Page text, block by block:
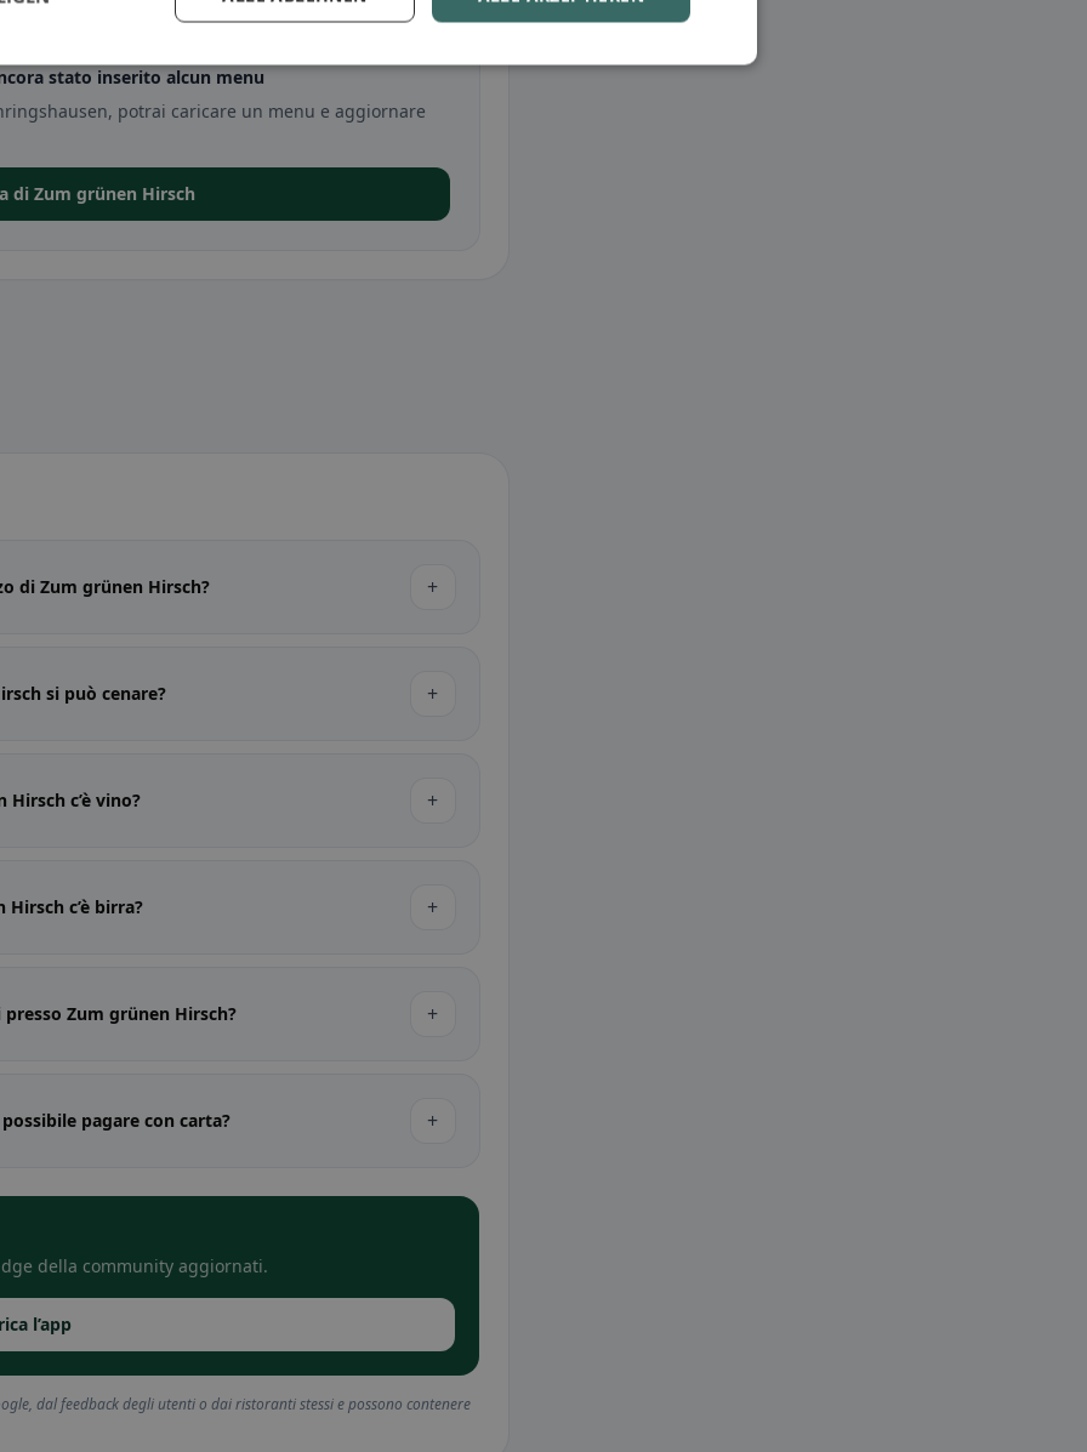
stato inserito alcun menu
potrai caricare un menu e aggiornare
di Zum grünen Hirsch
di Zum grünen Hirsch? +
si può cenare? +
Hirsch c’è vino? +
Hirsch c’è birra? +
Zum grünen Hirsch? +
pagare con carta? +
della community aggiornati.
l’app
dal feedback degli utenti o dai ristoranti stessi e possono contenere